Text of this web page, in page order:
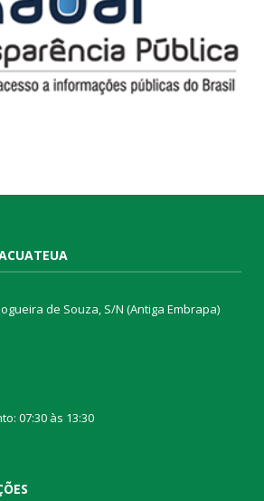
de Souza, S/N (Antiga Embrapa)
07:30 às 13:30